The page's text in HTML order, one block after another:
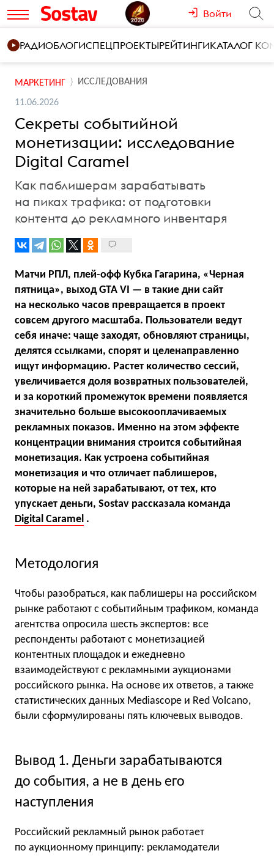
Войти
РАДИОБЛОГИСПЕЦПРОЕКТЫРЕЙТИНГИКАТАЛОГ
МАРКЕТИНГ ИССЛЕДОВАНИЯ
11.06.2026
Секреты событийной
монетизации: исследование
Digital Caramel
Как паблишерам зарабатывать
на пиках трафика: от подготовки
контента до рекламного инвентаря
Матчи РПЛ, плей-офф Кубка Гагарина, «Черная
пятница», выход GTA VI — в такие дни сайт
на несколько часов превращается в проект
совсем другого масштаба. Пользователи ведут
себя иначе: чаще заходят, обновляют страницы,
делятся ссылками, спорят и целенаправленно
ищут информацию. Растет количество сессий,
увеличивается доля возвратных пользователей,
и за короткий промежуток времени появляется
значительно больше высокооплачиваемых
рекламных показов. Именно на этом эффекте
концентрации внимания строится событийная
монетизация. Как устроена событийная
монетизация и что отличает паблишеров,
которые на ней зарабатывают, от тех, кто
упускает деньги, Sostav рассказала команда
Digital Caramel .
Методология
Чтобы разобраться, как паблишеры на российском
рынке работают с событийным трафиком, команда
агентства опросила шесть экспертов: все
респонденты работают с монетизацией
контентных площадок и ежедневно
взаимодействуют с рекламными аукционами
российского рынка. На основе их ответов, а также
статистических данных Mediascope и Red Volcano,
были сформулированы пять ключевых выводов.
Вывод 1. Деньги зарабатываются
до события, а не в день его
наступления
Российский рекламный рынок работает
по аукционному принципу: рекламодатели